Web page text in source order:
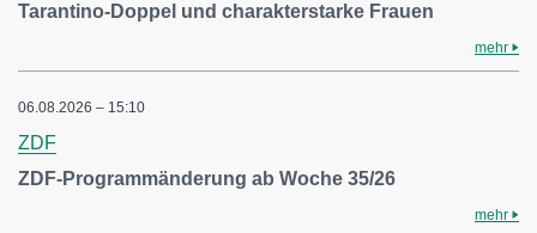
Tarantino-Doppel und charakterstarke Frauen
mehr
06.08.2026 – 15:10
ZDF
ZDF-Programmänderung ab Woche 35/26
mehr